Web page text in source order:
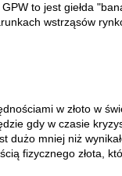
to jest giełda
wstrząsów
w złoto w
gdy w czasie
dużo mniej niż
fizycznego złota,